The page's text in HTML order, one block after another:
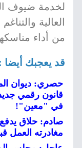
لخدمة ضيوف
العالية
من أداء
قد يعجبك أيضا
حصري: ديوان
قانون رقمي
في "معين"!
مغادرته العمل